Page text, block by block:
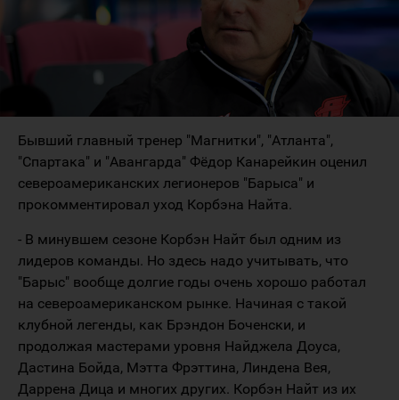
Бывший главный тренер "Магнитки", "Атланта",
"Спартака" и "Авангарда" Фёдор Канарейкин оценил
североамериканских легионеров "Барыса" и
прокомментировал уход Корбэна Найта.
- В минувшем сезоне Корбэн Найт был одним из
лидеров команды. Но здесь надо учитывать, что
"Барыс" вообще долгие годы очень хорошо работал
на североамериканском рынке. Начиная с такой
клубной легенды, как Брэндон Боченски, и
продолжая мастерами уровня Найджела Доуса,
Дастина Бойда, Мэтта Фрэттина, Линдена Вея,
Даррена Дица и многих других. Корбэн Найт из их